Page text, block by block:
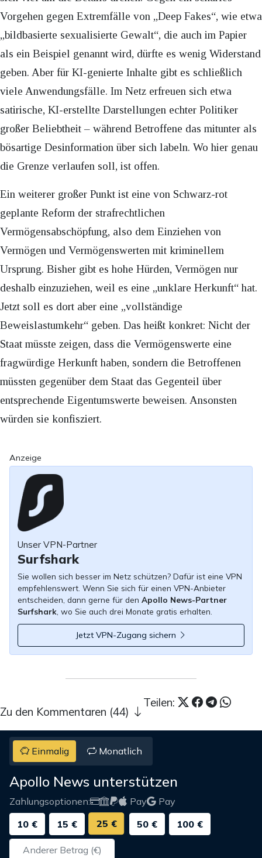
Vorgehen gegen Extremfälle von „Deep Fakes“, wie etwa
„bildbasierte sexualisierte Gewalt“, die auch im Papier
als ein Beispiel genannt wird, dürfte es wenig Widerstand
geben. Aber für KI-genierte Inhalte gibt es schließlich
viele Anwendungsfälle. Im Netz erfreuen sich etwa
satirische, KI-erstellte Darstellungen echter Politiker
großer Beliebtheit – während Betroffene das mitunter als
bösartige Desinformation über sich labeln. Wo hier genau
die Grenze verlaufen soll, ist offen.
Ein weiterer großer Punkt ist eine von Schwarz-rot
geplante Reform der strafrechtlichen
Vermögensabschöpfung, also dem Einziehen von
Vermögen und Vermögenswerten mit kriminellem
Ursprung. Bisher gibt es hohe Hürden, Vermögen nur
deshalb einzuziehen, weil es eine „unklare Herkunft“ hat.
Jetzt soll es dort aber eine „vollständige
Beweislastumkehr“ geben. Das heißt konkret: Nicht der
Staat müsste zeigen, dass die Vermögenswerte eine
fragwürdige Herkunft haben, sondern die Betroffenen
müssten gegenüber dem Staat das Gegenteil über
entsprechende Eigentumswerte beweisen. Ansonsten
würden sie konfisziert.
Anzeige
Unser VPN-Partner
Surfshark
Sie wollen sich besser im Netz schützen? Dafür ist eine VPN
empfehlenswert. Wenn Sie sich für einen VPN-Anbieter
entscheiden, dann gerne für den Apollo News-Partner
Surfshark, wo Sie auch drei Monate gratis erhalten.
Jetzt VPN-Zugang sichern
Teilen:
Zu den Kommentaren (44)
Einmalig Monatlich
Apollo News unterstützen
Zahlungsoptionen: Pay
Pay
10 €
15 € 25 € 50 € 100 €